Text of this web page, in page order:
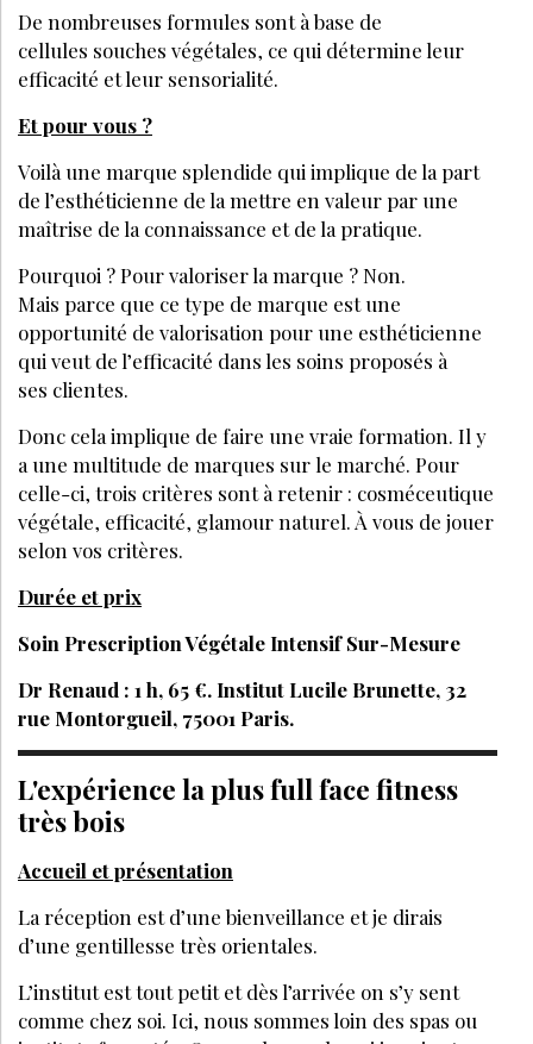
De nombreuses formules sont à base de
cellules souches végétales, ce qui détermine leur
efficacité et leur sensorialité.
Et pour vous ?
Voilà une marque splendide qui implique de la part
de l’esthéticienne de la mettre en valeur par une
maîtrise de la connaissance et de la pratique.
Pourquoi ? Pour valoriser la marque ? Non.
Mais parce que ce type de marque est une
opportunité de valorisation pour une esthéticienne
qui veut de l’efficacité dans les soins proposés à
ses clientes.
Donc cela implique de faire une vraie formation. Il y
a une multitude de marques sur le marché. Pour
celle-ci, trois critères sont à retenir : cosméceutique
végétale, efficacité, glamour naturel. À vous de jouer
selon vos critères.
Durée et prix
Soin Prescription Végétale Intensif Sur-Mesure
Dr Renaud : 1 h, 65 €. Institut Lucile Brunette, 32
rue Montorgueil, 75001 Paris.
L'expérience la plus full face fitness
très bois
Accueil et présentation
La réception est d’une bienveillance et je dirais
d’une gentillesse très orientales.
L’institut est tout petit et dès l’arrivée on s’y sent
comme chez soi. Ici, nous sommes loin des spas ou